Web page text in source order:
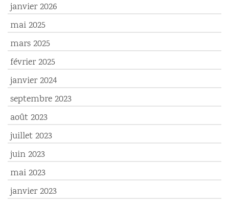
janvier 2026
mai 2025
mars 2025
février 2025
janvier 2024
septembre 2023
août 2023
juillet 2023
juin 2023
mai 2023
janvier 2023